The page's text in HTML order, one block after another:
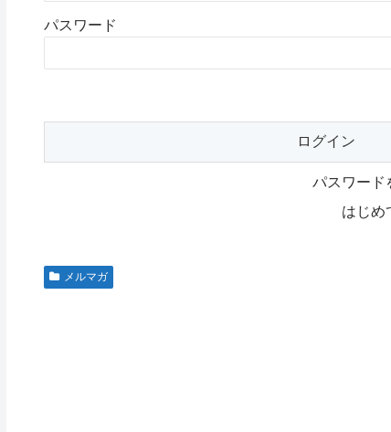
パスワード
パスワード
はじめ
メルマガ